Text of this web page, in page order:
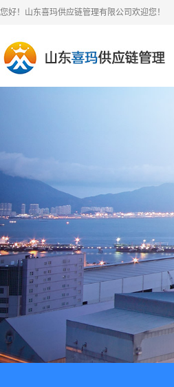
您好！山东喜玛供应链管理有限公司欢迎您！